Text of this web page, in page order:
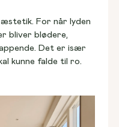
æstetik. For når lyden
bliver blødere,
Det er især
kunne falde til ro.